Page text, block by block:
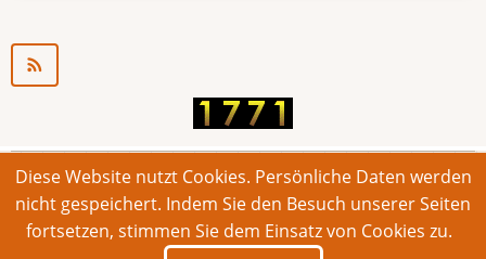
© 2026 Bonner Aufruf. Alle Rechte vorbehalten.
Footer
Impressum Kontakt Intern
Diese Website nutzt Cookies. Persönliche Daten werden
nicht gespeichert. Indem Sie den Besuch unserer Seiten
fortsetzen, stimmen Sie dem Einsatz von Cookies zu.